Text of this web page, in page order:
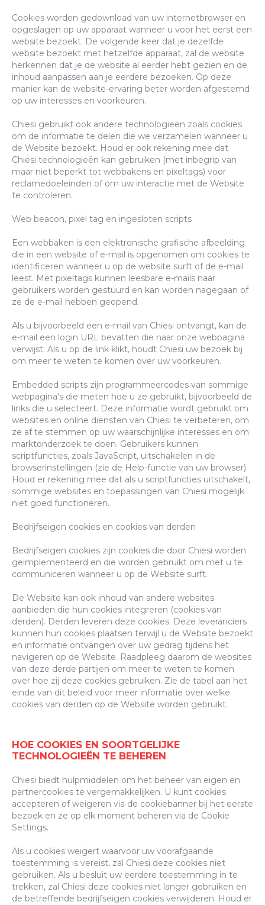
Cookies worden gedownload van uw internetbrowser en
opgeslagen op uw apparaat wanneer u voor het eerst een
website bezoekt. De volgende keer dat je dezelfde
website bezoekt met hetzelfde apparaat, zal de website
herkennen dat je de website al eerder hebt gezien en de
inhoud aanpassen aan je eerdere bezoeken. Op deze
manier kan de website-ervaring beter worden afgestemd
op uw interesses en voorkeuren.
Chiesi gebruikt ook andere technologieën zoals cookies
om de informatie te delen die we verzamelen wanneer u
de Website bezoekt. Houd er ook rekening mee dat
Chiesi technologieën kan gebruiken (met inbegrip van
maar niet beperkt tot webbakens en pixeltags) voor
reclamedoeleinden of om uw interactie met de Website
te controleren.
Web beacon, pixel tag en ingesloten scripts
Een webbaken is een elektronische grafische afbeelding
die in een website of e-mail is opgenomen om cookies te
identificeren wanneer u op de website surft of de e-mail
leest. Met pixeltags kunnen leesbare e-mails naar
gebruikers worden gestuurd en kan worden nagegaan of
ze de e-mail hebben geopend.
Als u bijvoorbeeld een e-mail van Chiesi ontvangt, kan de
e-mail een login URL bevatten die naar onze webpagina
verwijst. Als u op de link klikt, houdt Chiesi uw bezoek bij
om meer te weten te komen over uw voorkeuren.
Embedded scripts zijn programmeercodes van sommige
webpagina's die meten hoe u ze gebruikt, bijvoorbeeld de
links die u selecteert. Deze informatie wordt gebruikt om
websites en online diensten van Chiesi te verbeteren, om
ze af te stemmen op uw waarschijnlijke interesses en om
marktonderzoek te doen. Gebruikers kunnen
scriptfuncties, zoals JavaScript, uitschakelen in de
browserinstellingen (zie de Help-functie van uw browser).
Houd er rekening mee dat als u scriptfuncties uitschakelt,
sommige websites en toepassingen van Chiesi mogelijk
niet goed functioneren.
Bedrijfseigen cookies en cookies van derden
Bedrijfseigen cookies zijn cookies die door Chiesi worden
geïmplementeerd en die worden gebruikt om met u te
communiceren wanneer u op de Website surft.
De Website kan ook inhoud van andere websites
aanbieden die hun cookies integreren (cookies van
derden). Derden leveren deze cookies. Deze leveranciers
kunnen hun cookies plaatsen terwijl u de Website bezoekt
en informatie ontvangen over uw gedrag tijdens het
navigeren op de Website. Raadpleeg daarom de websites
van deze derde partijen om meer te weten te komen
over hoe zij deze cookies gebruiken. Zie de tabel aan het
einde van dit beleid voor meer informatie over welke
cookies van derden op de Website worden gebruikt.
HOE COOKIES EN SOORTGELIJKE
TECHNOLOGIEËN TE BEHEREN
Chiesi biedt hulpmiddelen om het beheer van eigen en
partnercookies te vergemakkelijken. U kunt cookies
accepteren of weigeren via de cookiebanner bij het eerste
bezoek en ze op elk moment beheren via de Cookie
Settings.
Als u cookies weigert waarvoor uw voorafgaande
toestemming is vereist, zal Chiesi deze cookies niet
gebruiken. Als u besluit uw eerdere toestemming in te
trekken, zal Chiesi deze cookies niet langer gebruiken en
de betreffende bedrijfseigen cookies verwijderen. Houd er